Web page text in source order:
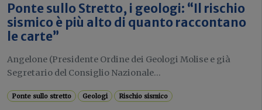
Ponte sullo Stretto, i geologi: “Il rischio
sismico è più alto di quanto raccontano
le carte”
Angelone (Presidente Ordine dei Geologi Molise e già
Segretario del Consiglio Nazionale...
Ponte sullo stretto Geologi Rischio sismico